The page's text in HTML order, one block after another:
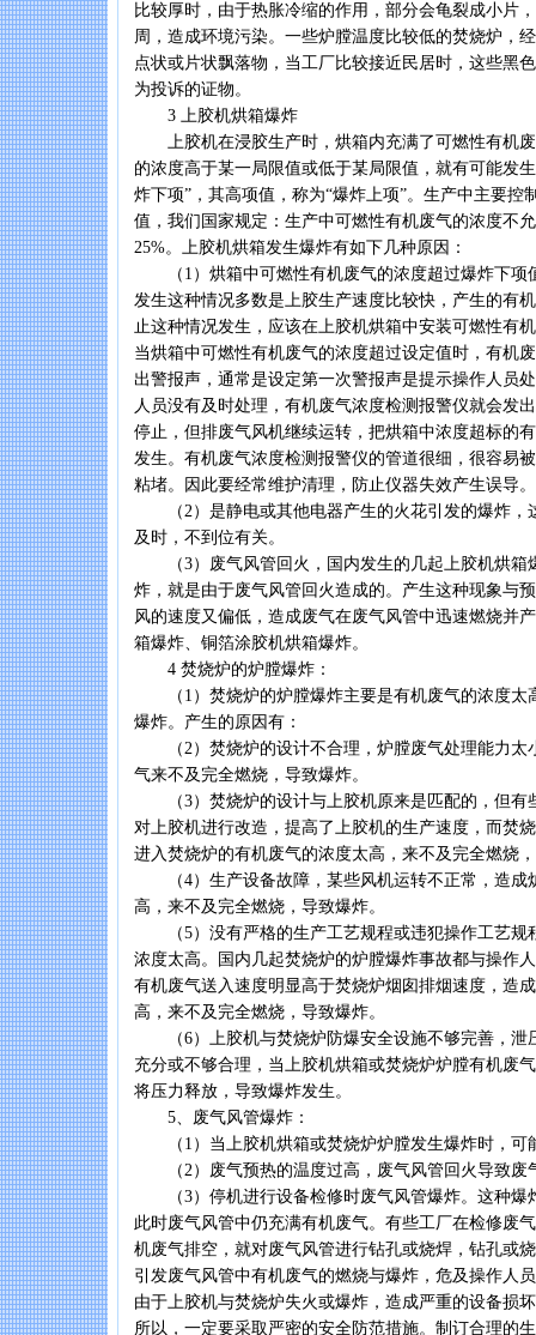
比较厚时，由于热胀冷缩的作用，部分会龟裂成小片
周，造成环境污染。一些炉膛温度比较低的焚烧炉，
点状或片状飘落物，当工厂比较接近民居时，这些黑
为投诉的证物。
3 上胶机烘箱爆炸
上胶机在浸胶生产时，烘箱内充满了可燃性有机废
的浓度高于某一局限值或低于某局限值，就有可能发
炸下项”，其高项值，称为“爆炸上项”。生产中主要控
值，我们国家规定：生产中可燃性有机废气的浓度不
25%。上胶机烘箱发生爆炸有如下几种原因：
（1）烘箱中可燃性有机废气的浓度超过爆炸下项
发生这种情况多数是上胶生产速度比较快，产生的有
止这种情况发生，应该在上胶机烘箱中安装可燃性有
当烘箱中可燃性有机废气的浓度超过设定值时，有机
出警报声，通常是设定第一次警报声是提示操作人员
人员没有及时处理，有机废气浓度检测报警仪就会发
停止，但排废气风机继续运转，把烘箱中浓度超标的
发生。有机废气浓度检测报警仪的管道很细，很容易
粘堵。因此要经常维护清理，防止仪器失效产生误导。
（2）是静电或其他电器产生的火花引发的爆炸，
及时，不到位有关。
（3）废气风管回火，国内发生的几起上胶机烘箱
炸，就是由于废气风管回火造成的。产生这种现象与
风的速度又偏低，造成废气在废气风管中迅速燃烧并
箱爆炸、铜箔涂胶机烘箱爆炸。
4 焚烧炉的炉膛爆炸：
（1）焚烧炉的炉膛爆炸主要是有机废气的浓度太
爆炸。产生的原因有：
（2）焚烧炉的设计不合理，炉膛废气处理能力太
气来不及完全燃烧，导致爆炸。
（3）焚烧炉的设计与上胶机原来是匹配的，但有
对上胶机进行改造，提高了上胶机的生产速度，而焚
进入焚烧炉的有机废气的浓度太高，来不及完全燃烧
（4）生产设备故障，某些风机运转不正常，造成
高，来不及完全燃烧，导致爆炸。
（5）没有严格的生产工艺规程或违犯操作工艺规
浓度太高。国内几起焚烧炉的炉膛爆炸事故都与操作
有机废气送入速度明显高于焚烧炉烟囱排烟速度，造
高，来不及完全燃烧，导致爆炸。
（6）上胶机与焚烧炉防爆安全设施不够完善，泄
充分或不够合理，当上胶机烘箱或焚烧炉炉膛有机废
将压力释放，导致爆炸发生。
5、废气风管爆炸：
（1）当上胶机烘箱或焚烧炉炉膛发生爆炸时，可
（2）废气预热的温度过高，废气风管回火导致废
（3）停机进行设备检修时废气风管爆炸。这种爆
此时废气风管中仍充满有机废气。有些工厂在检修废
机废气排空，就对废气风管进行钻孔或烧焊，钻孔或
引发废气风管中有机废气的燃烧与爆炸，危及操作人
由于上胶机与焚烧炉失火或爆炸，造成严重的设备损
所以，一定要采取严密的安全防范措施。制订合理的